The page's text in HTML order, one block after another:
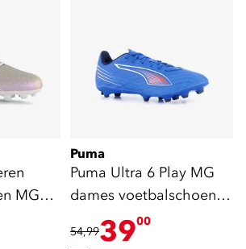
MG
Puma
Puma Ultra 6 Play MG
dames voetbalschoenen
blauw
54,993900